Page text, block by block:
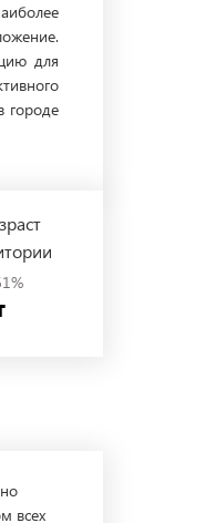
для
городе
всех